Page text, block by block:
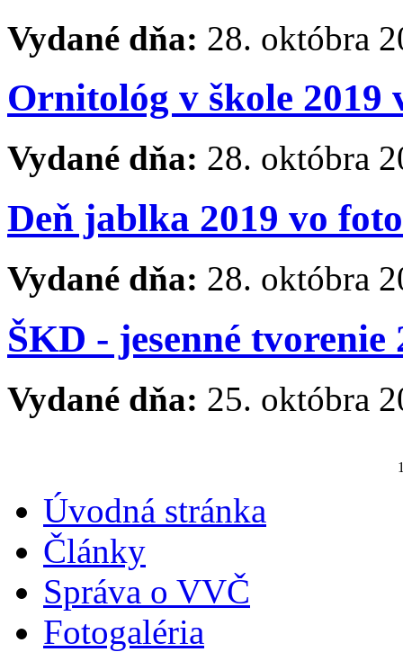
Vydané dňa: 28. októbra
Ornitológ v škole 2019
Vydané dňa: 28. októbra
Deň jablka 2019 vo foto
Vydané dňa: 28. októbra
ŠKD - jesenné tvorenie
Vydané dňa: 25. októbra
Úvodná stránka
Články
Správa o VVČ
Fotogaléria